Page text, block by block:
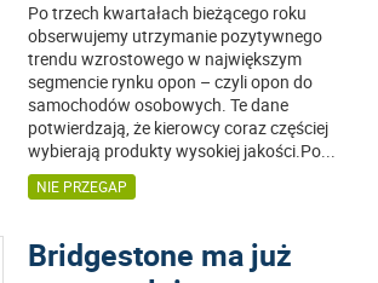
Po trzech kwartałach bieżącego roku
obserwujemy utrzymanie pozytywnego
trendu wzrostowego w największym
segmencie rynku opon – czyli opon do
samochodów osobowych. Te dane
potwierdzają, że kierowcy coraz częściej
wybierają produkty wysokiej jakości.Po...
NIE PRZEGAP
Bridgestone ma już